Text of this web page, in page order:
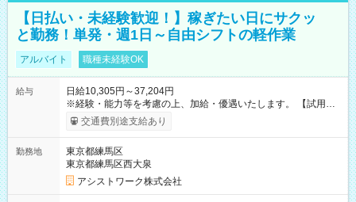
【日払い・未経験歓迎！】稼ぎたい日にサクッ
と勤務！単発・週1日～自由シフトの軽作業
アルバイト 職種未経験OK
給与
日給10,305円～37,204円
※経験・能力等を考慮の上、加給・優遇いたします。 【試用期
間】試用期間なし
交通費別途支給あり
勤務地
東京都練馬区
東京都練馬区西大泉
アシストワーク株式会社